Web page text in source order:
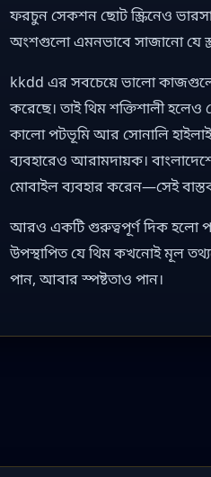
ফরচুন সেকশন ছোট স্ক্রিনেও
অংশগুলো এমনভাবে সাজানো যে
kkdd এর সবচেয়ে ভালো
করেছে। তাই থিম শক্তিশালী হলেও
কালো পটভূমি আর সোনালি
ব্যবহারেও আরামদায়ক।
মোবাইল ব্যবহার করেন—সেই
আরও একটি গুরুত্বপূর্ণ দিক হলো
উপস্থাপিত যে থিম কখনোই মূল
পান, আবার স্পষ্টতাও পান।